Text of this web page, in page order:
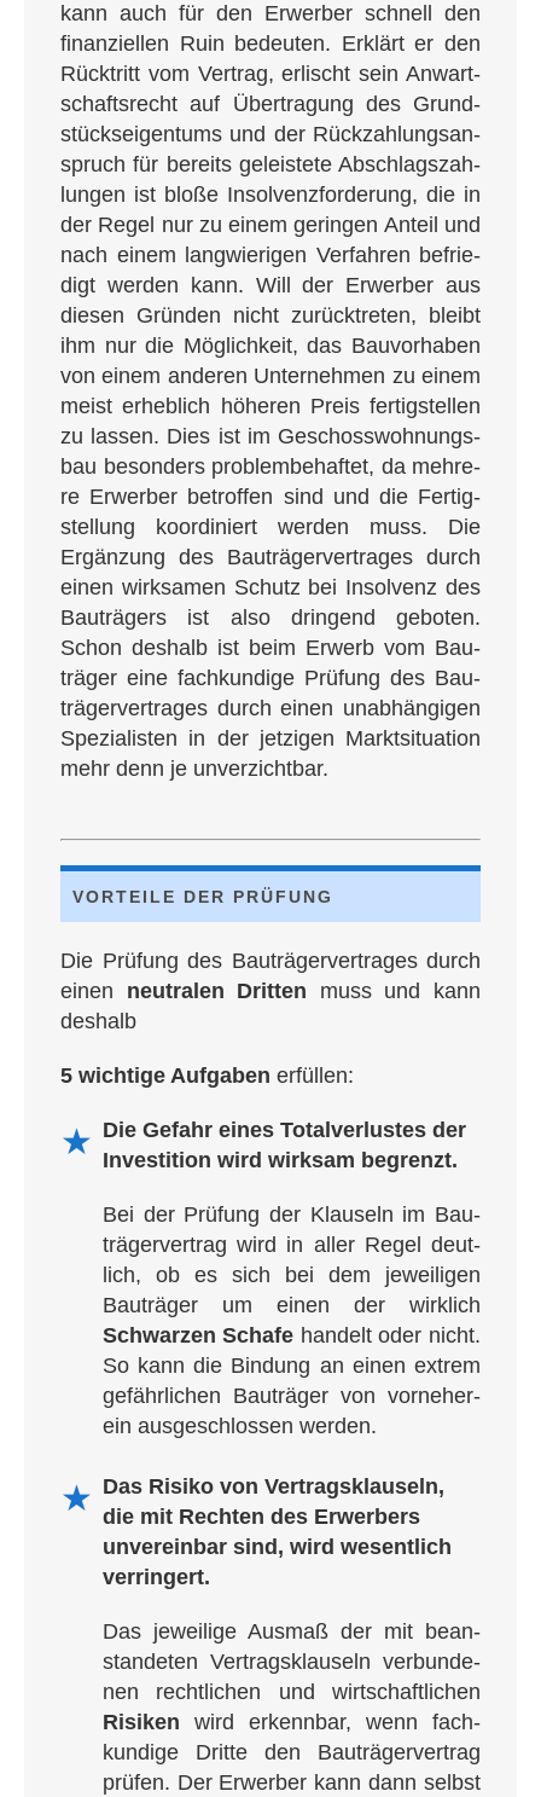
kann auch für den Erwer­ber schnell den
finan­zi­el­len Ruin bedeu­ten. Erklärt er den
Rück­tritt vom Ver­trag, erlischt sein Anwart­
schafts­recht auf Über­tra­gung des Grund­
stücks­ei­gen­tums und der Rück­zah­lungs­an­
spruch für bereits geleis­te­te Abschlags­zah­
lun­gen ist blo­ße Insol­venz­for­de­rung, die in
der Regel nur zu einem gerin­gen Anteil und
nach einem lang­wie­ri­gen Ver­fah­ren befrie­
digt wer­den kann. Will der Erwer­ber aus
die­sen Grün­den nicht zurück­tre­ten, bleibt
ihm nur die Mög­lich­keit, das Bau­vor­ha­ben
von einem ande­ren Unter­neh­men zu einem
meist erheb­lich höhe­ren Preis fer­tig­stel­len
zu las­sen. Dies ist im Geschoss­woh­nungs­
bau beson­ders pro­blem­be­haf­tet, da meh­re­
re Erwer­ber betrof­fen sind und die Fer­tig­
stel­lung koor­di­niert wer­den muss. Die
Ergän­zung des Bau­trä­ger­ver­tra­ges durch
einen wirk­sa­men Schutz bei Insol­venz des
Bau­trä­gers ist also drin­gend gebo­ten.
Schon des­halb ist beim Erwerb vom Bau­
trä­ger eine fach­kun­di­ge Prü­fung des Bau­
trä­ger­ver­tra­ges durch einen unab­hän­gi­gen
Spe­zia­lis­ten in der jet­zi­gen Markt­si­tua­ti­on
mehr denn je unverzichtbar.
VOR­TEI­LE DER PRÜFUNG
Die Prü­fung des Bau­trä­ger­ver­tra­ges durch
einen neu­tra­len Drit­ten muss und kann
deshalb
5 wich­ti­ge Auf­ga­ben erfüllen:
★ Die Gefahr eines Total­ver­lus­tes der
Inves­ti­tion wird wirk­sam begrenzt.
Bei der Prü­fung der Klau­seln im Bau­
trä­ger­ver­tra­g wird in aller Regel deut­
lich, ob es sich bei dem jewei­li­gen
Bau­trä­ger um einen der wirk­lich
Schwar­zen Scha­fe han­delt oder nicht.
So kann die Bin­dung an einen extrem
gefähr­li­chen Bau­trä­ger von vor­ne­her­
ein aus­ge­schlos­sen werden.
★ Das Risi­ko von Ver­trags­klau­seln,
die mit Rech­ten des Erwer­bers
unver­ein­bar sind, wird wesent­lich
verringert.
Das jewei­lige Aus­maß der mit bean­
stan­de­ten Ver­trags­klau­seln ver­bun­de­
nen recht­li­chen und wirt­schaft­li­chen
Risi­ken wird erkenn­bar, wenn fach­
kun­di­ge Drit­te den Bau­trä­ger­ver­trag
prü­fen. Der Erwer­ber kann dann selbst